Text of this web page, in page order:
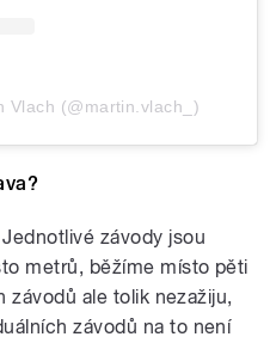
Vlach (@martin.vlach_)
závody jsou
metrů, běžíme místo pěti
ale tolik nezažiju,
závodů na to není